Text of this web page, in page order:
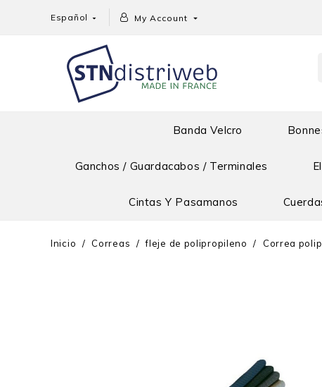
Español  My Account 
Banda Velcro
Ganchos / Guardacabos / Terminales
Cintas Y Pasamanos
Inicio Correas fleje de polipropileno Correa